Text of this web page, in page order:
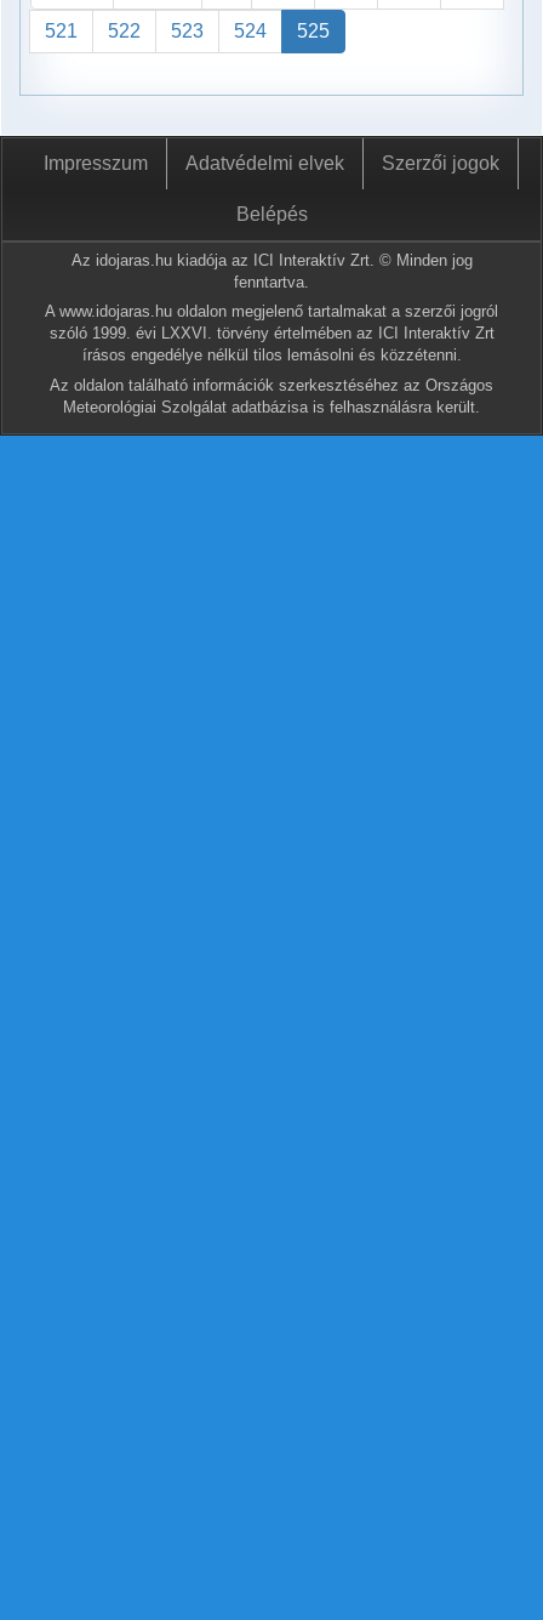
521 522 523 524 525
Impresszum Adatvédelmi elvek Szerzői jogok
Belépés
Az idojaras.hu kiadója az ICI Interaktív Zrt. © Minden jog
fenntartva.
A www.idojaras.hu oldalon megjelenő tartalmakat a szerzői jogról
szóló 1999. évi LXXVI. törvény értelmében az ICI Interaktív Zrt
írásos engedélye nélkül tilos lemásolni és közzétenni.
Az oldalon található információk szerkesztéséhez az Országos
Meteorológiai Szolgálat adatbázisa is felhasználásra került.